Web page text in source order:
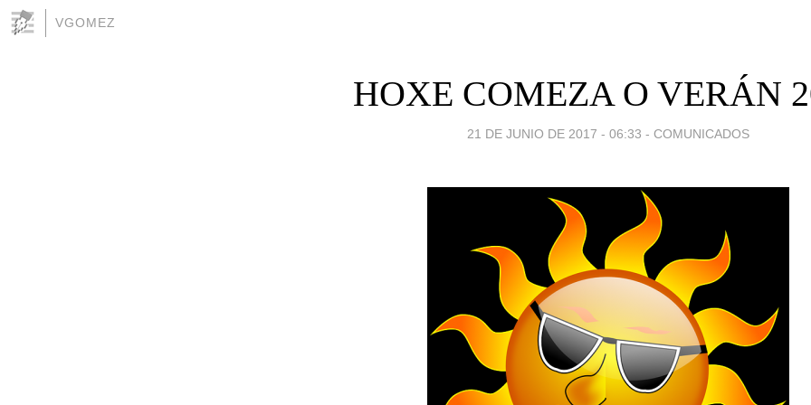
VGOMEZ
HOXE COMEZA O VERÁN
21 DE JUNIO DE 2017 - 06:33 - COMUNICADOS